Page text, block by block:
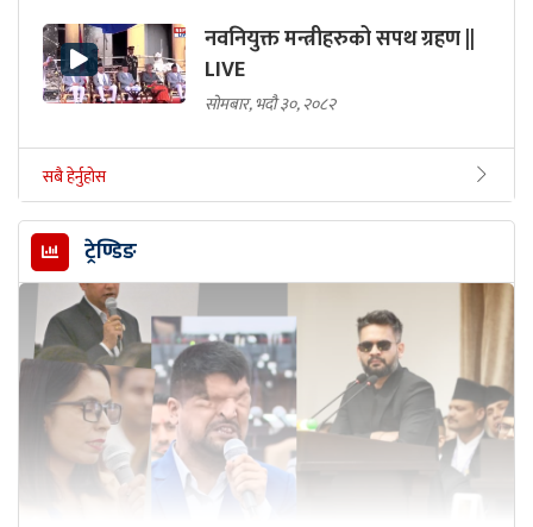
नवनियुक्त मन्त्रीहरुको सपथ ग्रहण ||
LIVE
सोमबार, भदौ ३०, २०८२
सबै हेर्नुहोस
ट्रेण्डिङ